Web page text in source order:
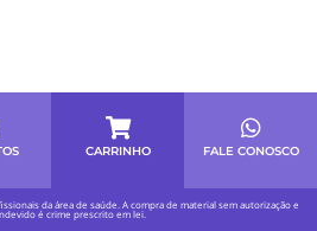
CARRINHO FALE CONOSCO
da área de saúde. A compra de material sem autorização e
é crime prescrito em lei.